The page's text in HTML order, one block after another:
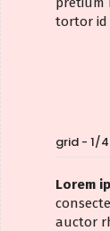
tortor id
grid - 1/
Lorem
auctor